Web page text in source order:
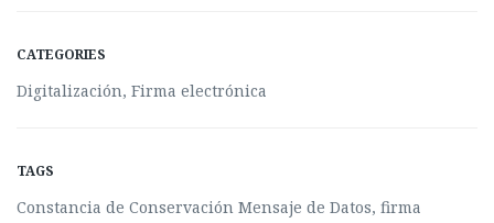
CATEGORIES
Digitalización, Firma electrónica
TAGS
Constancia de Conservación Mensaje de Datos, firma